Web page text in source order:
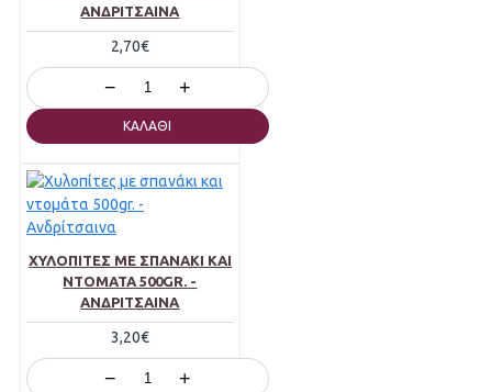
ΑΝΔΡΊΤΣΑΙΝΑ
2,70€
− +
ΚΑΛΆΘΙ
ΧΥΛΟΠΊΤΕΣ ΜΕ ΣΠΑΝΆΚΙ ΚΑΙ
ΝΤΟΜΆΤΑ 500GR. -
ΑΝΔΡΊΤΣΑΙΝΑ
3,20€
− +